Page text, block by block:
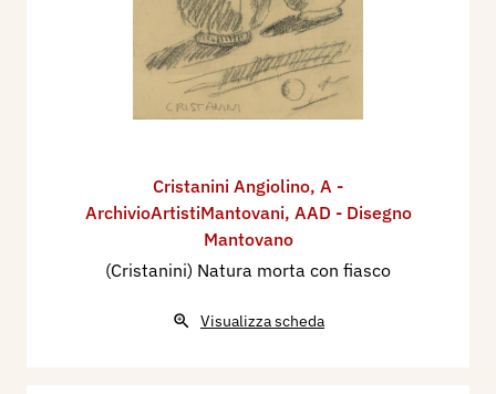
Cristanini Angiolino, A -
ArchivioArtistiMantovani, AAD - Disegno
Mantovano
(Cristanini) Natura morta con fiasco
Visualizza scheda